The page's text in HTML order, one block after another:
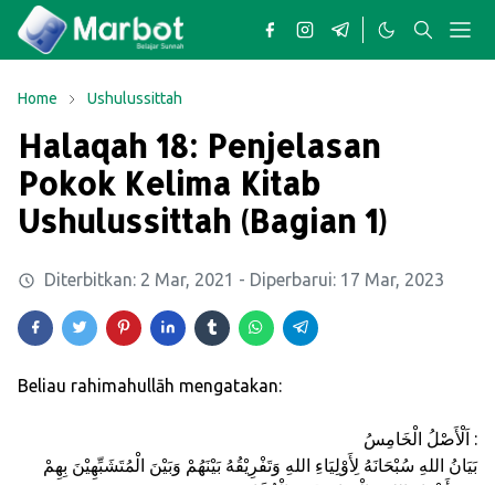
Home Ushulussittah
Halaqah 18: Penjelasan
Pokok Kelima Kitab
Ushulussittah (Bagian 1)
Diterbitkan: 2 Mar, 2021 - Diperbarui: 17 Mar, 2023
Beliau rahimahullāh mengatakan:
اَلْأَصْلُ الْخَامِسُ :
بَيَانُ اللهِ سُبْحَانَهُ لِأَوْلِيَاءِ اللهِ وَتَفْرِيْقُهُ بَيْنَهُمْ وَبَيْنَ الْمُتَشَبِّهِيْنَ بِهِمْ